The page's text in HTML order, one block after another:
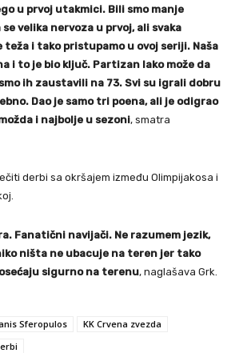
u prvoj utakmici. Bili smo manje
velika nervoza u prvoj, ali svaka
teža i tako pristupamo u ovoj seriji. Naša
i to je bio ključ. Partizan lako može da
ih zaustavili na 73. Svi su igrali dobru
Dao je samo tri poena, ali je odigrao
i najbolje u sezoni, smatra
derbi sa okršajem između Olimpijakosa i
Fanatični navijači. Ne razumem jezik,
ništa ne ubacuje na teren jer tako
sigurno na terenu, naglašava Grk.
Sferopulos
KK Crvena zvezda